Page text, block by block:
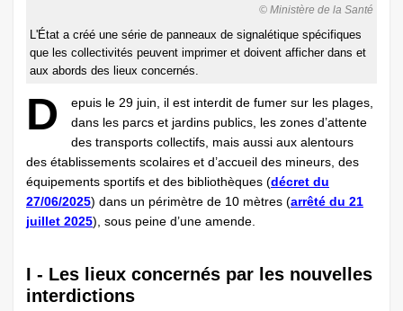
© Ministère de la Santé
L'État a créé une série de panneaux de signalétique spécifiques
que les collectivités peuvent imprimer et doivent afficher dans et
aux abords des lieux concernés.
D
epuis le 29 juin, il est interdit de fumer sur les plages,
dans les parcs et jardins publics, les zones d’attente
des transports collectifs, mais aussi aux alentours
des établissements scolaires et d’accueil des mineurs, des
équipements sportifs et des bibliothèques (décret du
27/06/2025) dans un périmètre de 10 mètres (arrêté du 21
juillet 2025), sous peine d’une amende.
I - Les lieux concernés par les nouvelles
interdictions